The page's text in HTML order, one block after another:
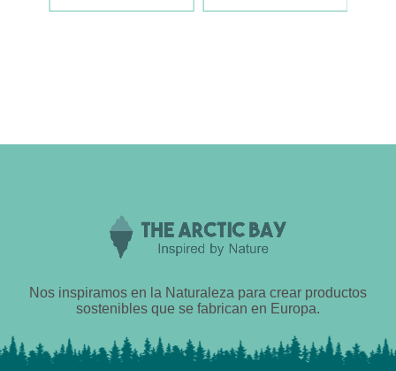
Nos inspiramos en la Naturaleza para crear productos
sostenibles que se fabrican en Europa.